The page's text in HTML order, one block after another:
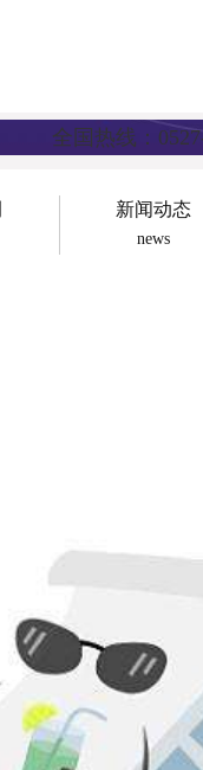
全国热线：
新闻动态
news